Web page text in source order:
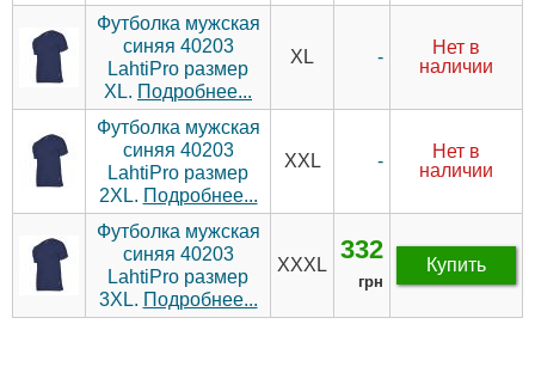
Футболка мужская
синяя 40203
LahtiPro размер
XL. Подробнее...
XL -
Нет в
наличии
Футболка мужская
синяя 40203
LahtiPro размер
2XL. Подробнее...
XXL -
Нет в
наличии
Футболка мужская
синяя 40203
LahtiPro размер
3XL. Подробнее...
XXXL
332
грн
Купить